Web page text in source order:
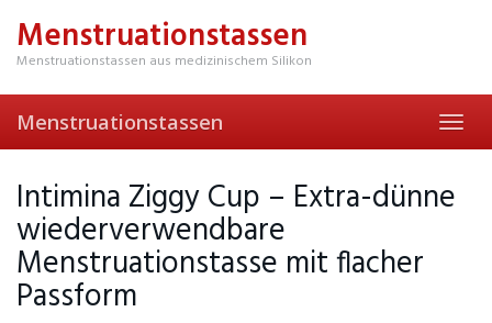
mainMenstruationstassen
Menstruationstassen aus medizinischem Silikon
Menstruationstassen
Intimina Ziggy Cup – Extra-dünne
wiederverwendbare
Menstruationstasse mit flacher
Passform